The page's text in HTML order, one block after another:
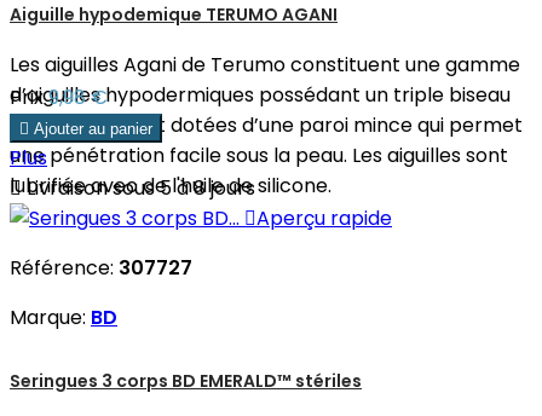
Aiguille hypodemique TERUMO AGANI
Les aiguilles Agani de Terumo constituent une gamme
d’aiguilles hypodermiques possédant un triple biseau
affûté. Elles sont dotées d’une paroi mince qui permet
une pénétration facile sous la peau. Les aiguilles sont
lubrifiée avec de l'huile de silicone.
Prix9,98 €
 Ajouter au panier
Plus
Livraison sous 5 à 8 jours
Aperçu rapide
Référence: 307727
Marque: BD
Seringues 3 corps BD EMERALD™ stériles